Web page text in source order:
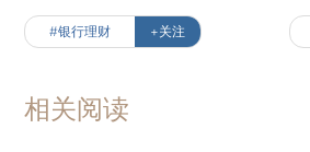
#银行理财 +关注
相关阅读